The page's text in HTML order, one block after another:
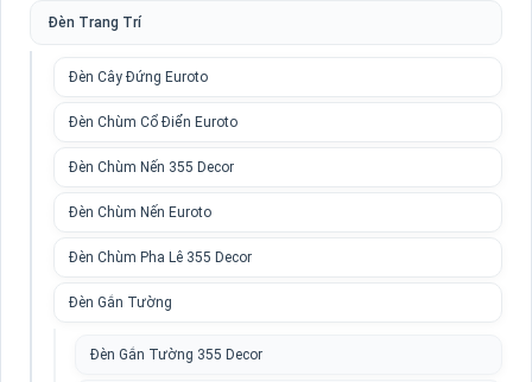
Đèn Trang Trí
Đèn Cây Đứng Euroto
Đèn Chùm Cổ Điển Euroto
Đèn Chùm Nến 355 Decor
Đèn Chùm Nến Euroto
Đèn Chùm Pha Lê 355 Decor
Đèn Gắn Tường
Đèn Gắn Tường 355 Decor